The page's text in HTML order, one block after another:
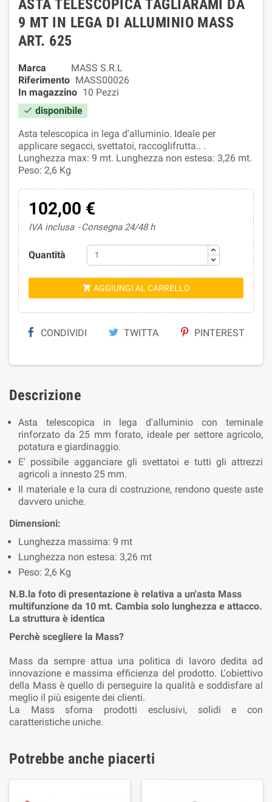
ASTA TELESCOPICA TAGLIARAMI DA
9 MT IN LEGA DI ALLUMINIO MASS
ART. 625
Marca
MASS S.R.L
Riferimento MASS00026
In magazzino 10 Pezzi
 disponibile
Asta telescopica in lega d'alluminio. Ideale per
applicare segacci, svettatoi, raccoglifrutta.. .
Lunghezza max: 9 mt. Lunghezza non estesa: 3,26 mt.
Peso: 2,6 Kg
102,00 €
IVA inclusa Consegna 24/48 h
Quantità
 AGGIUNGI AL CARRELLO
CONDIVIDI TWITTA PINTEREST
Descrizione
Asta telescopica in lega d'alluminio con teminale
rinforzato da 25 mm forato, ideale per settore agricolo,
potatura e giardinaggio.
E' possibile agganciare gli svettatoi e tutti gli attrezzi
agricoli a innesto 25 mm.
Il materiale e la cura di costruzione, rendono queste aste
davvero uniche.
Dimensioni:
Lunghezza massima: 9 mt
Lunghezza non estesa: 3,26 mt
Peso: 2,6 Kg
N.B.la foto di presentazione è relativa a un'asta Mass
multifunzione da 10 mt. Cambia solo lunghezza e attacco.
La struttura è identica
Perchè scegliere la Mass?
Mass da sempre attua una politica di lavoro dedita ad
innovazione e massima efficienza del prodotto. L'obiettivo
della Mass è quello di perseguire la qualità e soddisfare al
meglio il più esigente dei clienti.
La Mass sforna prodotti esclusivi, solidi e con
caratteristiche uniche.
Potrebbe anche piacerti